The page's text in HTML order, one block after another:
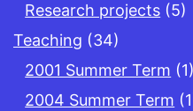
Research projects (5)
Teaching (34)
2001 Summer Term (1)
2004 Summer Term